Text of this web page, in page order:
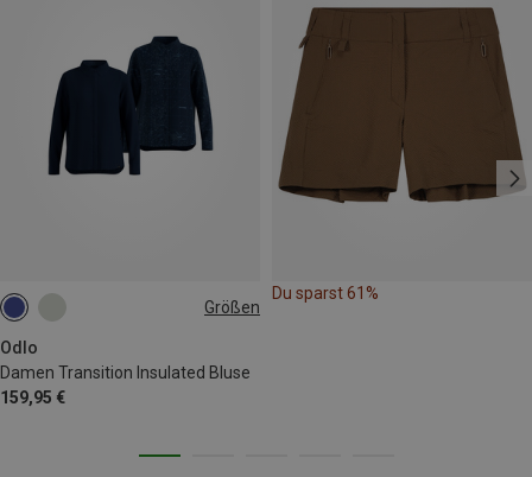
Größen
Odlo
Damen Transition Insulated Bluse
159,95 €
XS
Du sparst 61%